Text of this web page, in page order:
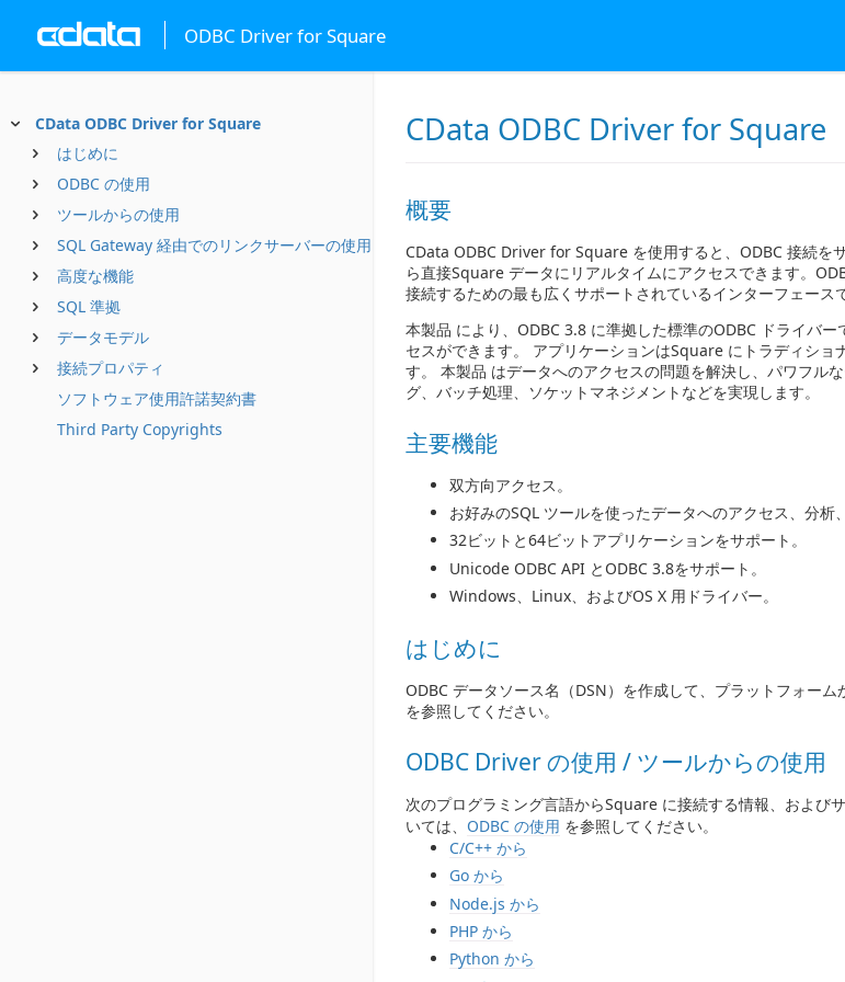
ODBC Driver for Square
CData ODBC Driver for Square
はじめに
ODBC の使用
ツールからの使用
SQL Gateway 経由でのリンクサーバーの使用
高度な機能
SQL 準拠
データモデル
接続プロパティ
ソフトウェア使用許諾契約書
Third Party Copyrights
CData ODBC Driver for Square
概要
CData ODBC Driver for Square を使用すると、ODBC 接続を
ら直接Square データにリアルタイムにアクセスできます。
接続するための最も広くサポートされているインターフェース
本製品 により、ODBC 3.8 に準拠した標準のODBC ドライバ
セスができます。 アプリケーションはSquare にトラディショ
す。 本製品 はデータへのアクセスの問題を解決し、パワフル
グ、バッチ処理、ソケットマネジメントなどを実現します。
主要機能
双方向アクセス。
お好みのSQL ツールを使ったデータへのアクセス、分析
32ビットと64ビットアプリケーションをサポート。
Unicode ODBC API とODBC 3.8をサポート。
Windows、Linux、およびOS X 用ドライバー。
はじめに
ODBC データソース名（DSN）を作成して、プラットフォーム
を参照してください。
ODBC Driver の使用 / ツールからの使用
次のプログラミング言語からSquare に接続する情報、および
いては、 ODBC の使用 を参照してください。
C/C++ から
Go から
Node.js から
PHP から
Python から